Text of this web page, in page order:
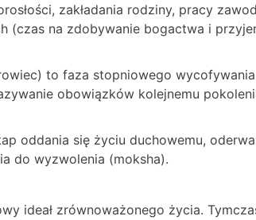
zakładania rodziny, pracy
(czas na zdobywanie bogactwa i
to faza stopniowego
obowiązków kolejnemu
oddania się życiu duchowemu,
do wyzwolenia (moksha).
ideał zrównoważonego życia.